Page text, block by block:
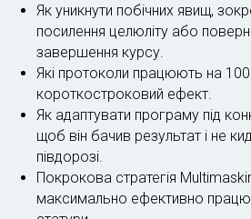
Як уникнути побічних явищ,
посилення целюліту або
завершення курсу.
Які протоколи працюють на
короткостроковий ефект.
Як адаптувати програму під
щоб він бачив результат і не
півдорозі.
Покрокова стратегія
максимально ефективно